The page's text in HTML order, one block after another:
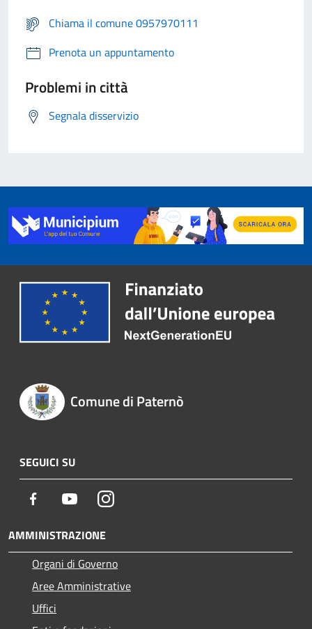
Chiama il comune 0957970111
Prenota un appuntamento
Problemi in città
Segnala disservizio
Comune di Paternò
SEGUICI SU
Facebook YoutubeInstagram
AMMINISTRAZIONE
Organi di Governo
Aree Amministrative
Uffici